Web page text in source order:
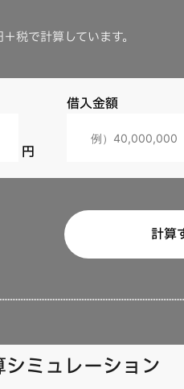
税で計算しています。
借入金額
計算
ミュレーション